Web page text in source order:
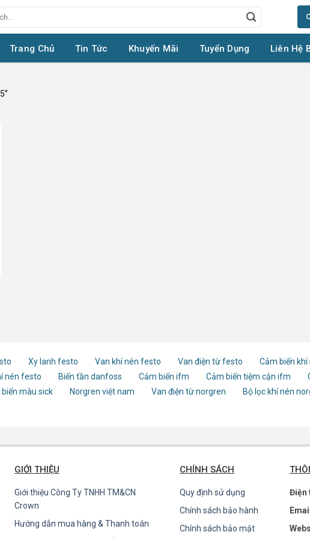
Trang Chủ Tin Tức Khuyến Mãi Tuyển Dụng Liên Hệ
Xy lanh festo Van khí nén festo Van điện từ festo Cảm biến
nén festo Biến tần danfoss Cảm biến ifm Cảm biến tiệm cận ifm
biến màu sick Norgren việt nam Van điện từ norgren Bộ lọc khí nén
GIỚI THIỆU
Giới thiệu Công Ty TNHH TM&CN
Crown
Hướng dẫn mua hàng & Thanh toán
CHÍNH SÁCH
Quy định sử dụng
Chính sách bảo hành
Chính sách bảo mật
Điện